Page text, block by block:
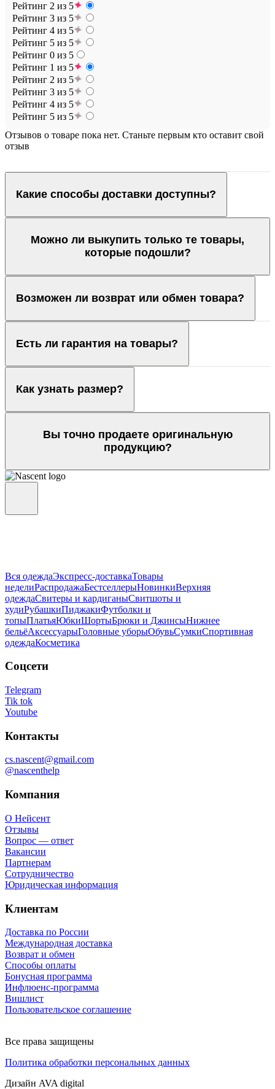
Рейтинг 2 из 5
Рейтинг 3 из 5
Рейтинг 4 из 5
Рейтинг 5 из 5
Рейтинг 0 из 5
Рейтинг 1 из 5
Рейтинг 2 из 5
Рейтинг 3 из 5
Рейтинг 4 из 5
Рейтинг 5 из 5
Отзывов о товаре пока нет. Станьте первым кто оставит свой
отзыв
Какие способы доставки доступны?
Можно ли выкупить только те товары,
которые подошли?
Возможен ли возврат или обмен товара?
Есть ли гарантия на товары?
Как узнать размер?
Вы точно продаете оригинальную
продукцию?
Вся одеждаЭкспресс-доставкаТовары
неделиРаспродажаБестселлерыНовинкиВерхняя
одеждаСвитеры и кардиганыСвитшоты и
худиРубашкиПиджакиФутболки и
топыПлатьяЮбкиШортыБрюки и ДжинсыНижнее
бельёАксессуарыГоловные уборыОбувьСумкиСпортивная
одеждаКосметика
Соцсети
Telegram
Tik tok
Youtube
Контакты
cs.nascent@gmail.com
@nascenthelp
Компания
О Нейсент
Отзывы
Вопрос — ответ
Вакансии
Партнерам
Сотрудничество
Юридическая информация
Клиентам
Доставка по России
Международная доставка
Возврат и обмен
Способы оплаты
Бонусная программа
Инфлюенс-программа
Вишлист
Пользовательское соглашение
Все права защищены
Политика обработки персональных данных
Дизайн AVA digital